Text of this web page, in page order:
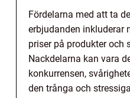
Fördelarna med att ta
erbjudanden inkluderar
priser på produkter och
Nackdelarna kan vara
konkurrensen,
den trånga och